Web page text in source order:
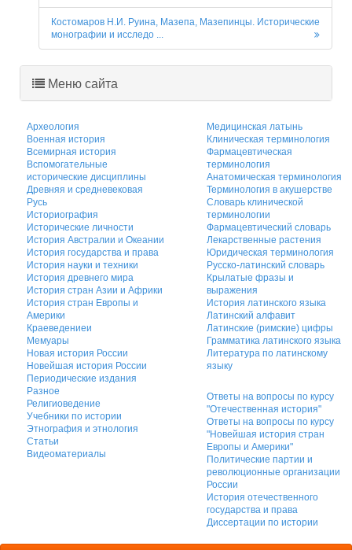
Костомаров Н.И. Руина, Мазепа, Мазепинцы. Исторические
монографии и исследо ...
Меню сайта
Археология
Военная история
Всемирная история
Вспомогательные
исторические дисциплины
Древняя и средневековая
Русь
Историография
Исторические личности
История Австралии и Океании
История государства и права
История науки и техники
История древнего мира
История стран Азии и Африки
История стран Европы и
Америки
Краеведениеи
Мемуары
Новая история России
Новейшая история России
Периодические издания
Разное
Религиоведение
Учебники по истории
Этнография и этнология
Статьи
Видеоматериалы
Медицинская латынь
Клиническая терминология
Фармацевтическая
терминология
Анатомическая терминология
Терминология в акушерстве
Словарь клинической
терминологии
Фармацевтический словарь
Лекарственные растения
Юридическая терминология
Русско-латинский словарь
Крылатые фразы и
выражения
История латинского языка
Латинский алфавит
Латинские (римские) цифры
Грамматика латинского языка
Литература по латинскому
языку
Ответы на вопросы по курсу
"Отечественная история"
Ответы на вопросы по курсу
"Новейшая история стран
Европы и Америки"
Политические партии и
революционные организации
России
История отечественного
государства и права
Диссертации по истории